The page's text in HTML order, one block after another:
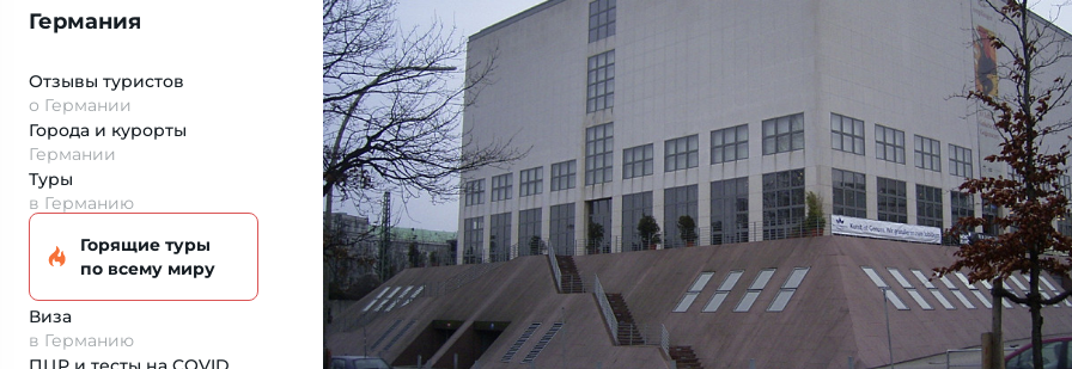
Германия
Отзывы туристов
о Германии
Города и курорты
Германии
Туры
в Германию
Горящие туры
по всему миру
Виза
в Германию